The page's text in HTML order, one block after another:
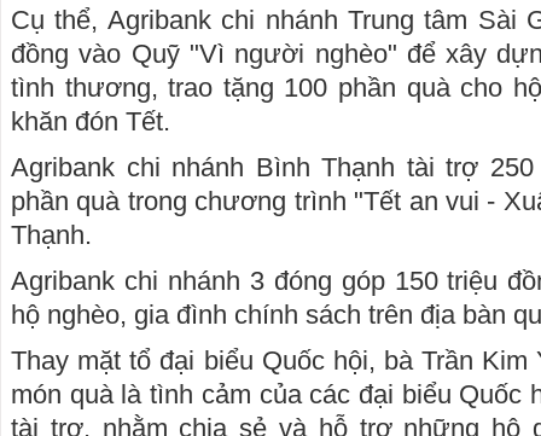
Cụ thể, Agribank chi nhánh Trung tâm Sài
đồng vào Quỹ "Vì người nghèo" để xây
tình thương, trao tặng 100 phần quà cho
khăn đón Tết.
Agribank chi nhánh Bình Thạnh tài trợ
phần quà trong chương trình "Tết an vui -
Thạnh.
Agribank chi nhánh 3 đóng góp 150 triệu
hộ nghèo, gia đình chính sách trên địa bàn
Thay mặt tổ đại biểu Quốc hội, bà Trần
món quà là tình cảm của các đại biểu Quốc
tài trợ, nhằm chia sẻ và hỗ trợ những hộ